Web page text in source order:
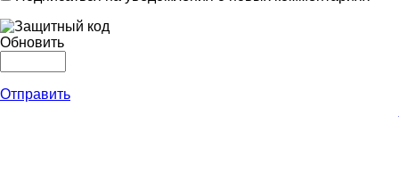
Обновить
Отправить